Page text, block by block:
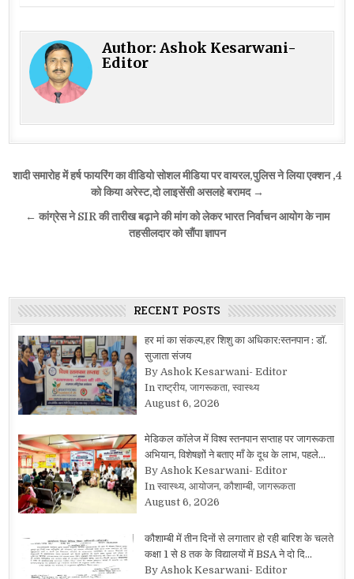
Author:Ashok Kesarwani-
Editor
Post
navigation
शादी समारोह में हर्ष फायरिंग का वीडियो सोशल मीडिया पर वायरल,पुलिस ने लिया एक्शन ,4
को किया अरेस्ट,दो लाइसेंसी असलहे बरामद →
← कांग्रेस ने SIR की तारीख बढ़ाने की मांग को लेकर भारत निर्वाचन आयोग के नाम
तहसीलदार को सौंपा ज्ञापन
RECENT POSTS
हर मां का संकल्प,हर शिशु का अधिकार:स्तनपान : डॉ.
सुजाता संजय
By Ashok Kesarwani- Editor
In राष्ट्रीय, जागरूकता, स्वास्थ्य
August 6, 2026
मेडिकल कॉलेज में विश्व स्तनपान सप्ताह पर जागरूकता
अभियान, विशेषज्ञों ने बताए माँ के दूध के लाभ, पहले…
By Ashok Kesarwani- Editor
In स्वास्थ्य, आयोजन, कौशाम्बी, जागरूकता
August 6, 2026
कौशाम्बी में तीन दिनों से लगातार हो रही बारिश के चलते
कक्षा 1 से 8 तक के विद्यालयों में BSA ने दो दि…
By Ashok Kesarwani- Editor